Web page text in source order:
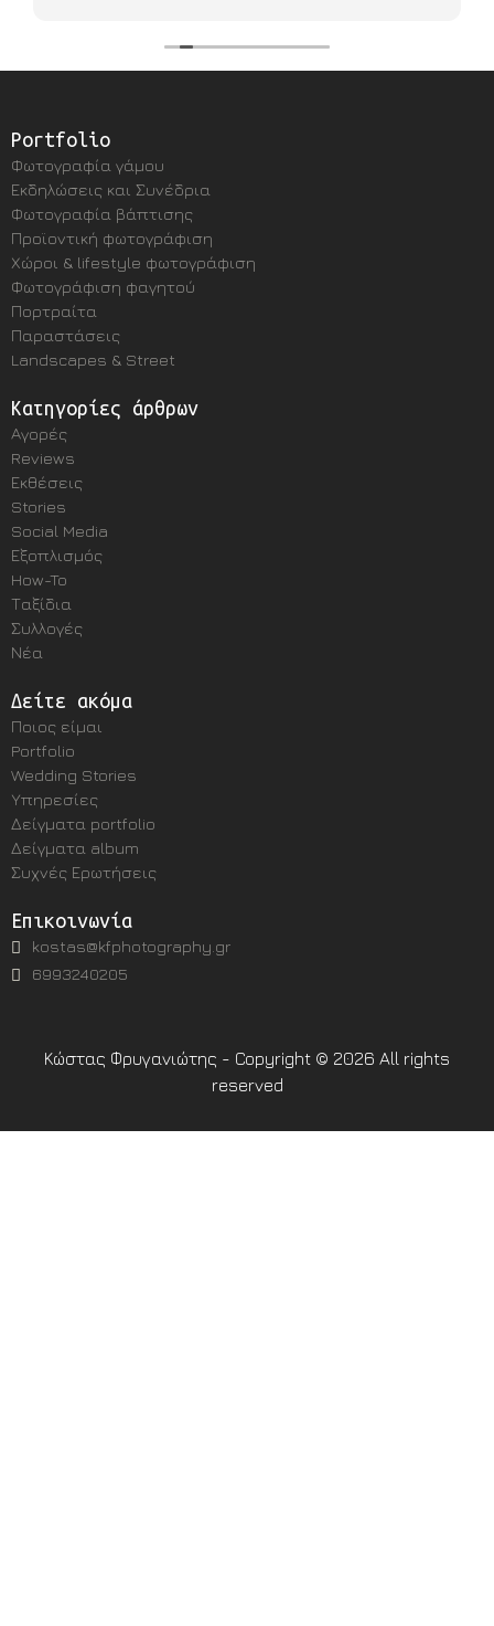
Portfolio
Φωτογραφία γάμου
Εκδηλώσεις και Συνέδρια
Φωτογραφία βάπτισης
Προϊοντική φωτογράφιση
Χώροι & lifestyle φωτογράφιση
Φωτογράφιση φαγητού
Πορτραίτα
Παραστάσεις
Landscapes & Street
Κατηγορίες άρθρων
Αγορές
Reviews
Εκθέσεις
Stories
Social Media
Εξοπλισμός
How-To
Ταξίδια
Συλλογές
Νέα
Δείτε ακόμα
Ποιος είμαι
Portfolio
Wedding Stories
Υπηρεσίες
Δείγματα portfolio
Δείγματα album
Συχνές Ερωτήσεις
Επικοινωνία
kostas@kfphotography.gr
6993240205
Κώστας Φρυγανιώτης - Copyright © 2026 All rights
reserved